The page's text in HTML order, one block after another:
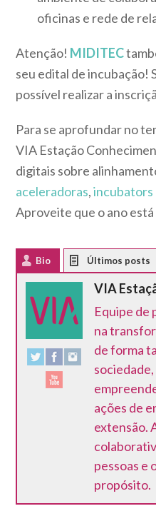
oficinas e rede de
Atenção! MIDITEC
seu edital de incubação!
possível realizar a
Para se aprofundar no
VIA Estação
digitais sobre
aceleradoras,incubators
Aproveite que o ano
Bio
VIA
Equipe de
na
de forma
ações de
extensão.
pessoas e
propósito.